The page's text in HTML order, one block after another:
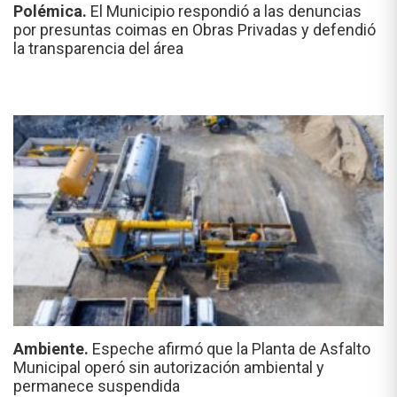
Polémica. El Municipio respondió a las denuncias
por presuntas coimas en Obras Privadas y defendió
la transparencia del área
Ambiente. Espeche afirmó que la Planta de Asfalto
Municipal operó sin autorización ambiental y
permanece suspendida